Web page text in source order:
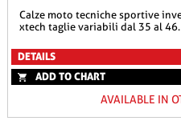
calze moto tecniche sportive invernali nere, bianche e gialle fluo
xtech taglie variabili dal 35 al 46.
DETAILS
ADD TO CHART
AVAILABLE IN